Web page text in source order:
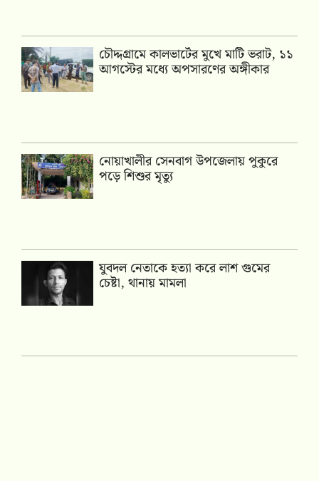
চৌদ্দগ্রামে কালভার্টের মুখে মাটি ভরাট, ১১
আগস্টের মধ্যে অপসারণের অঙ্গীকার
নোয়াখালীর সেনবাগ উপজেলায় পুকুরে
পড়ে শিশুর মৃত্যু
যুবদল নেতাকে হত্যা করে লাশ গুমের
চেষ্টা, থানায় মামলা